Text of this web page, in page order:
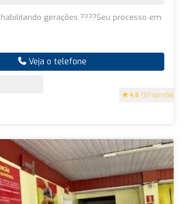
4.6 (97 opiniões)
gerações ????Seu processo em
Veja o telefone